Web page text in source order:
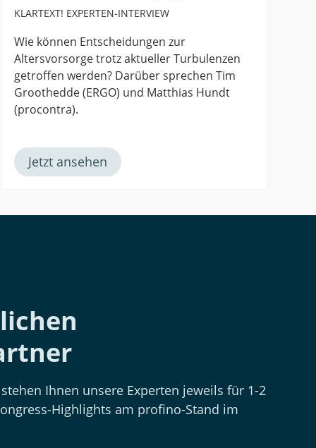
KLARTEXT! EXPERTEN-INTERVIEW
Wie können Entscheidungen zur
Altersvorsorge trotz aktueller Turbulenzen
getroffen werden? Darüber sprechen Tim
Groothedde (ERGO) und Matthias Hundt
(procontra).
Jetzt ansehen
Ihnen unsere Experten jeweils für 1-2
Highlights am profino-Stand im